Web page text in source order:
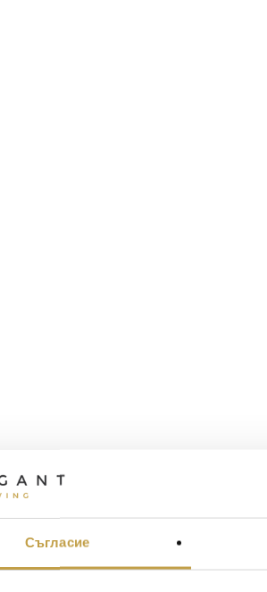
Съгласие